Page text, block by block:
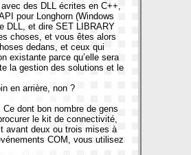
des DLL écrites en C++,
pour Longhorn (Windows
DLL, et dire SET LIBRARY
choses, et vous êtes alors
dedans, et ceux qui
existante parce qu’elle sera
la gestion des solutions et le
en arrière, non ?
dont bon nombre de gens
le kit de connectivité,
avant deux ou trois mises à
COM, vous utilisez